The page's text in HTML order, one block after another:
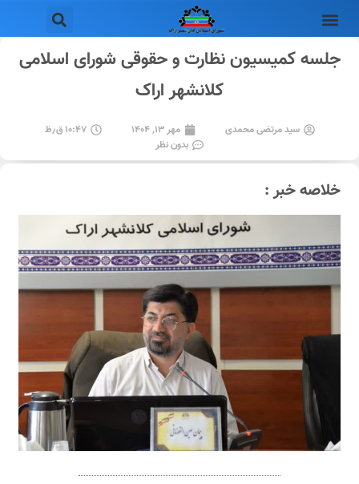
جلسه کمیسیون نظارت و حقوقی شورای اسلامی
کلانشهر اراک
سید مرتضی محمدی مهر ۱۳, ۱۴۰۴
۱۰:۴۷ ق٫ظ
بدون نظر
خلاصه خبر :